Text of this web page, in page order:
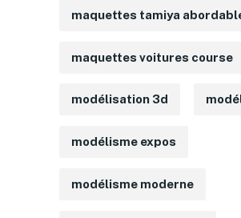
maquettes tamiya
maquettes voitures course
modélisation 3d
modélisme expos
modélisme moderne